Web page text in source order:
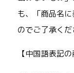
も、「商品名
のでご了承くだ
【中国語表記